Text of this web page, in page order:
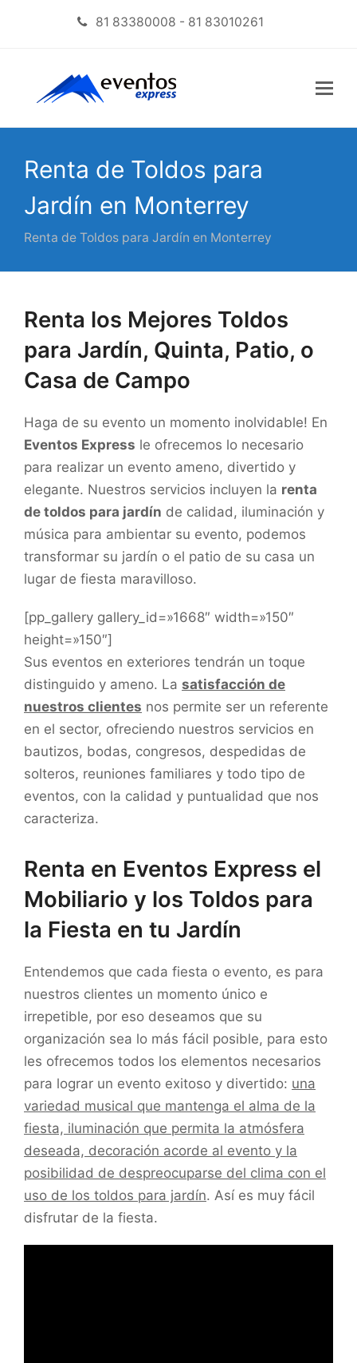
81 83380008 - 81 83010261
Renta de Toldos para
Jardín en Monterrey
Renta de Toldos para Jardín en Monterrey
Renta los Mejores Toldos
para Jardín, Quinta, Patio, o
Casa de Campo
Haga de su evento un momento inolvidable! En
Eventos Express le ofrecemos lo necesario
para realizar un evento ameno, divertido y
elegante. Nuestros servicios incluyen la renta
de toldos para jardín de calidad, iluminación y
música para ambientar su evento, podemos
transformar su jardín o el patio de su casa un
lugar de fiesta maravilloso.
[pp_gallery gallery_id=»1668″ width=»150″
height=»150″]
Sus eventos en exteriores tendrán un toque
distinguido y ameno. La satisfacción de
nuestros clientes nos permite ser un referente
en el sector, ofreciendo nuestros servicios en
bautizos, bodas, congresos, despedidas de
solteros, reuniones familiares y todo tipo de
eventos, con la calidad y puntualidad que nos
caracteriza.
Renta en Eventos Express el
Mobiliario y los Toldos para
la Fiesta en tu Jardín
Entendemos que cada fiesta o evento, es para
nuestros clientes un momento único e
irrepetible, por eso deseamos que su
organización sea lo más fácil posible, para esto
les ofrecemos todos los elementos necesarios
para lograr un evento exitoso y divertido: una
variedad musical que mantenga el alma de la
fiesta, iluminación que permita la atmósfera
deseada, decoración acorde al evento y la
posibilidad de despreocuparse del clima con el
uso de los toldos para jardín. Así es muy fácil
disfrutar de la fiesta.